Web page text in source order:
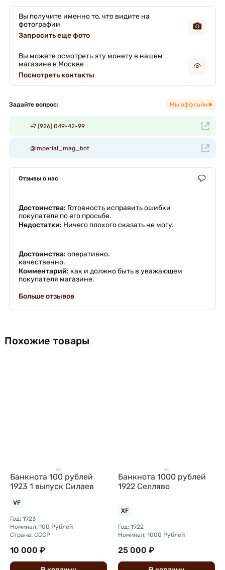
Вы получите именно то, что видите на
фотографии
Запросить еще фото
Вы можете осмотреть эту монету в нашем
магазине в Москве
Посмотреть контакты
Задайте вопрос: Мы оффлайн!
+7 (926) 049-42-99
@imperial_mag_bot
Отзывы о нас
Достоинства: Готовность исправить ошибки
покупателя по его просьбе.
Недостатки: Ничего плохого сказать не могу.
Достоинства: оперативно.
качественно.
Комментарий: как и должно быть в уважающем
покупателя магазине.
Больше отзывов
Похожие товары
Банкнота 100 рублей
1923 1 выпуск Силаев
VF
Год: 1923
Номинал: 100 Рублей
Страна: СССР
10 000 ₽
Банкнота 1000 рублей
1922 Селляво
XF
Год: 1922
Номинал: 1000 Рублей
25 000 ₽